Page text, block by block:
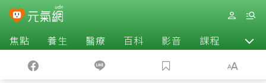
焦點 養生 醫療 百科 影音 課程 退休